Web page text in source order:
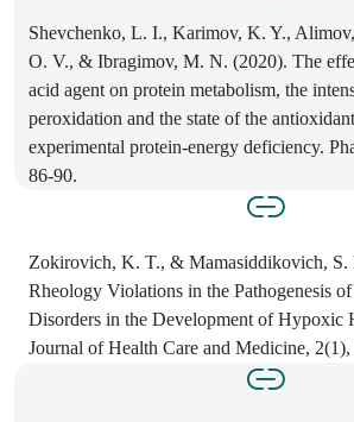
Shevchenko, L. I., Karimov, K. Y.,
O. V., & Ibragimov, M. N. (2020). The
acid agent on protein metabolism, the
peroxidation and the state of the
experimental protein-energy deficiency.
86-90.
Zokirovich, K. T., & Mamasiddikovich, S.
Rheology Violations in the Pathogenesis
Disorders in the Development of Hypoxic
Journal of Health Care and Medicine, 2(1),